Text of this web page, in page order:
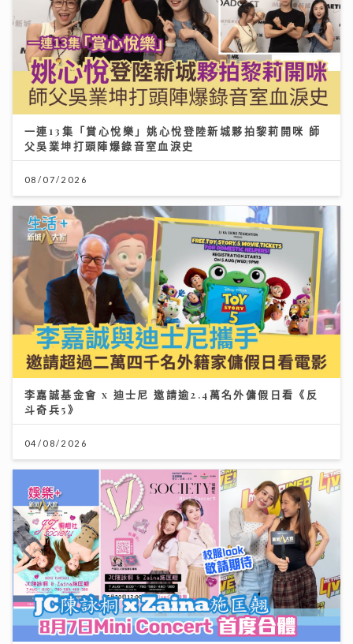
一連13集「賞心悅樂」姚心悅登陸新城夥拍黎莉開咪 師
父吳業坤打頭陣爆錄音室血淚史
08/07/2026
李嘉誠基金會 x 迪士尼 邀請逾2.4萬名外傭假日看《反
斗奇兵5》
04/08/2026